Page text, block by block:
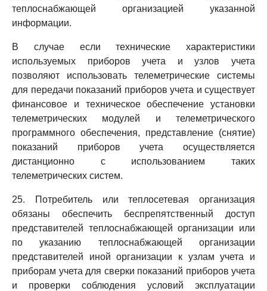
теплоснабжающей организацией указанной
информации.
В случае если технические характеристики
используемых приборов учета и узлов учета
позволяют использовать телеметрические системы
для передачи показаний приборов учета и существует
финансовое и техническое обеспечение установки
телеметрических модулей и телеметрического
программного обеспечения, представление (снятие)
показаний приборов учета осуществляется
дистанционно с использованием таких
телеметрических систем.
25. Потребитель или теплосетевая организация
обязаны обеспечить беспрепятственный доступ
представителей теплоснабжающей организации или
по указанию теплоснабжающей организации
представителей иной организации к узлам учета и
приборам учета для сверки показаний приборов учета
и проверки соблюдения условий эксплуатации